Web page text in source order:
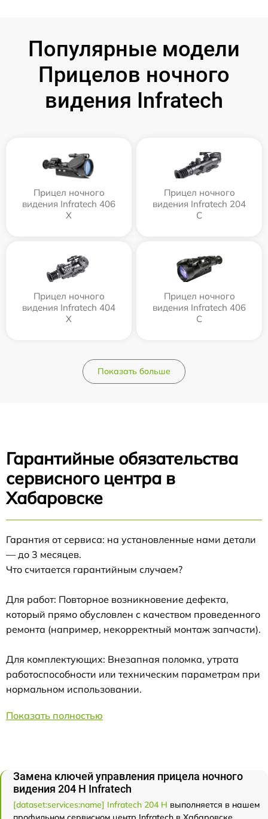
Популярные модели
Прицелов ночного
видения Infratech
Прицел ночного
видения Infratech 406
Х
Прицел ночного
видения Infratech 204
С
Прицел ночного
видения Infratech 404
Х
Прицел ночного
видения Infratech 406
С
Показать больше
Гарантийные обязательства
сервисного центра в
Хабаровске
Гарантия от сервиса: на установленные нами детали
— до 3 месяцев.
Что считается гарантийным случаем?
Для работ: Повторное возникновение дефекта,
который прямо обусловлен с качеством проведенного
ремонта (например, некорректный монтаж запчасти).
Для комплектующих: Внезапная поломка, утрата
работоспособности или техническим параметрам при
нормальном использовании.
Показать полностью
Замена ключей управления прицела ночного
видения 204 Н Infratech
[dataset:services:name] Infratech 204 Н выполняется в нашем